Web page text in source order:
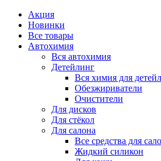
Акция
Новинки
Все товары
Автохимия
Вся автохимия
Детейлинг
Вся химия для
Обезжириватели
Очистители
Для дисков
Для стёкол
Для салона
Все средства для
Жидкий силикон